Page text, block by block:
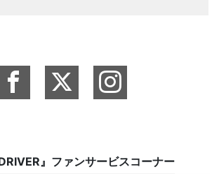
』ファンサービスコーナー